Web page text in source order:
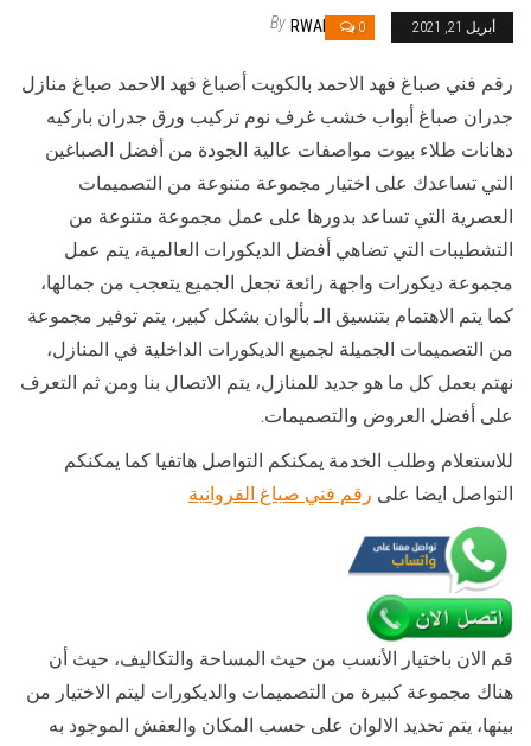
أبريل 21, 2021 0
By RWAN
رقم فني صباغ فهد الاحمد بالكويت أصباغ فهد الاحمد صباغ منازل
جدران صباغ أبواب خشب غرف نوم تركيب ورق جدران باركيه
دهانات طلاء بيوت مواصفات عالية الجودة من أفضل الصباغين
التي تساعدك على اختيار مجموعة متنوعة من التصميمات
العصرية التي تساعد بدورها على عمل مجموعة متنوعة من
التشطيبات التي تضاهي أفضل الديكورات العالمية، يتم عمل
مجموعة ديكورات واجهة رائعة تجعل الجميع يتعجب من جمالها،
كما يتم الاهتمام بتنسيق الـ بألوان بشكل كبير، يتم توفير مجموعة
من التصميمات الجميلة لجميع الديكورات الداخلية في المنازل،
نهتم بعمل كل ما هو جديد للمنازل، يتم الاتصال بنا ومن ثم التعرف
على أفضل العروض والتصميمات.
للاستعلام وطلب الخدمة يمكنكم التواصل هاتفيا كما يمكنكم
التواصل ايضا على رقم فني صباغ الفروانية
قم الان باختيار الأنسب من حيث المساحة والتكاليف، حيث أن
هناك مجموعة كبيرة من التصميمات والديكورات ليتم الاختيار من
بينها، يتم تحديد الالوان على حسب المكان والعفش الموجود به